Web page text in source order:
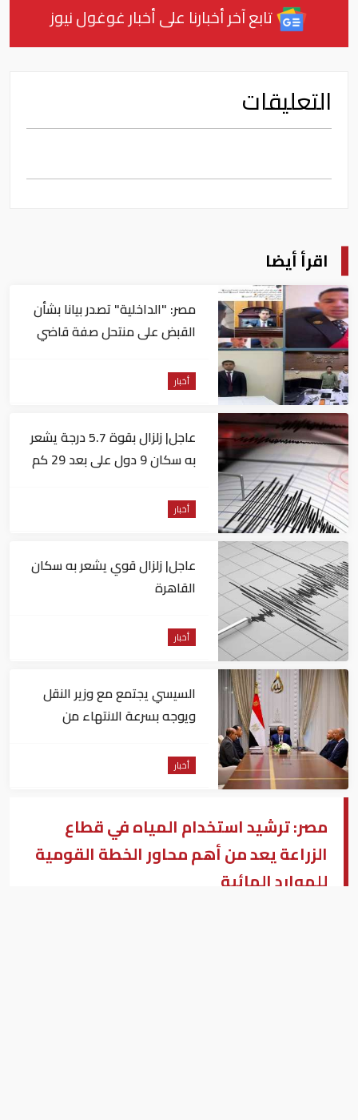
تابع آخر أخبارنا على أخبار غوغول نيوز
التعليقات
اقرأ أيضا
مصر: "الداخلية" تصدر بيانا بشأن
القبض على منتحل صفة قاضي
أخبار
عاجل| زلزال بقوة 5.7 درجة يشعر
به سكان 9 دول على بعد 29 كم
أخبار
عاجل| زلزال قوي يشعر به سكان
القاهرة
أخبار
السيسي يجتمع مع وزير النقل
ويوجه بسرعة الانتهاء من
أخبار
مصر: ترشيد استخدام المياه في قطاع
الزراعة يعد من أهم محاور الخطة القومية
للموارد المائية